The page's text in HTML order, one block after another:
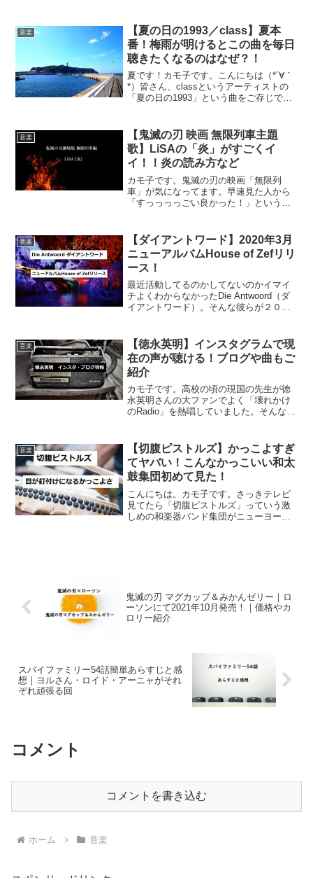
じように「神々の詩」が頭から離れない
という意味不明な状態に陥...
音楽
【夏の日の1993／class】夏本
番！梅雨が明けるとこの曲を毎日
聴きたくなるのはなぜ？！
夏です！カモ子です。こんにちは（*´∀｀
*）皆さん、classというアーティストの
「夏の日の1993」という曲をご存じでし
ゃいい曲」と絶賛していて、何度も聞い
ているうち...
音楽
【鬼滅の刃 映画 無限列車主題
歌】LiSAの「炎」がすごくイ
イ！！炎の読み方など
カモ子です。鬼滅の刃の映画「無限列
車」が気になってます。早速見た人から
「すっっっっごい良かった！」という声
は鬼滅の刃の映画の主題歌「炎」につい
て書きたいと思います。鬼滅...
音楽
【ダイアントワード】2020年3月
ニューアルバムHouse of Zefリリ
ース！
最近活動してるのかしてないのかイマイ
チよくわからなかったDie Antwoord（ダ
イアントワード）。そんな彼らが２０２
サイトなどは削除されることなくずっと
あったものの...
音楽
【徳永英明】インスタグラムで現
在の声が聴ける！ブログや曲もご
紹介
カモ子です。高校の頃の現国の先生が徳
永英明さんの大ファンでよく「壊れかけ
のRadio」を熱唱していました。そんなわ
が、ある日懐メロか何かで「レイニーブ
ルー」を聞い...
音楽
【切腹ピストルズ】かっこよすぎ
てヤバい！こんなかっこいい和太
鼓集団初めて見た！
こんにちは。カモ子です。さっきテレビ
見てたら「切腹ピストルズ」っていう激
しめの和楽器バンド集団がニューヨーク
鬼滅の刃 マグカップ＆みかんゼリー｜ロ
ーソンにて2021年10月発売！｜価格やカ
ロリー紹介
スパイファミリー54話簡単あらすじと感
想｜ヨルさん・ロイド・アーニャがそれ
ぞれ頑張る回
コメント
コメントを書き込む
ホーム 音楽